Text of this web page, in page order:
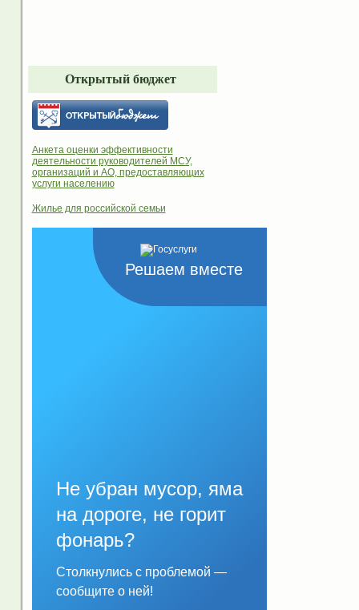
Открытый бюджет
Анкета оценки эффективности
деятельности руководителей МСУ,
организаций и АО, предоставляющих
услуги населению
Жилье для российской семьи
Решаем вместе
Не убран мусор, яма
на дороге, не горит
фонарь?
Столкнулись с проблемой —
сообщите о ней!